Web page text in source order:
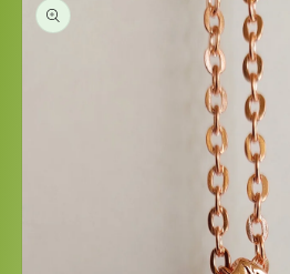
información